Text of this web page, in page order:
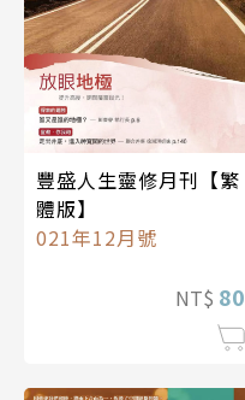
豐盛人生靈修月刊【繁
體版】
021年12月號
NT$ 80